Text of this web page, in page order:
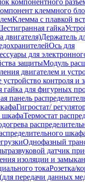
компонентного
клеммного
Клемма с плавкой
гайка
двигателя)Держатель
Ось для
для
защитыМодуль
двигателем и
устройство контроля и
гайка для фигурных
панель
Гигростат/
шкафаТермостат
Однофазный
датчик
изоляции и
токаРозетка/
передачи данных